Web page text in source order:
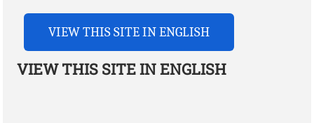
VIEW THIS SITE IN ENGLISH
VIEW THIS SITE IN ENGLISH